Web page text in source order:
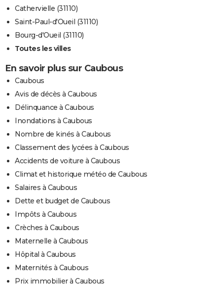
Cathervielle (31110)
Saint-Paul-d'Oueil (31110)
Bourg-d'Oueil (31110)
Toutes les villes
En savoir plus sur Caubous
Caubous
Avis de décès à Caubous
Délinquance à Caubous
Inondations à Caubous
Nombre de kinés à Caubous
Classement des lycées à Caubous
Accidents de voiture à Caubous
Climat et historique météo de Caubous
Salaires à Caubous
Dette et budget de Caubous
Impôts à Caubous
Crèches à Caubous
Maternelle à Caubous
Hôpital à Caubous
Maternités à Caubous
Prix immobilier à Caubous